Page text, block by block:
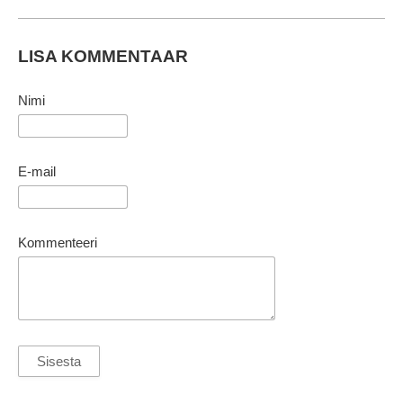
LISA KOMMENTAAR
Nimi
E-mail
Kommenteeri